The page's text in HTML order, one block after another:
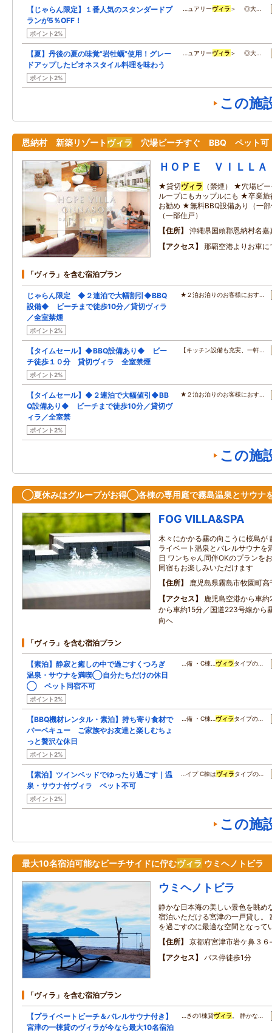
【じゃらん限定】１番人気のスタンダードプ
ランが5％OFF！
ポイント2%
…ュアリーヴィラ ＞ ◎大…
【夏】丹後の夏の味覚”岩牡蠣”使用！グレー
ドアップしたピオネスタイル料理を味わう
ポイント2%
…ュアリーヴィラ ＞ ◎大…
この施
恩納村 新築リゾートヴィラ 穴場ビーチすぐ BBQ ペット
ＨＯＰＥ ＶＩＬＬ
★貸切ヴィラ （禁煙） ★穴場ビ
ループにもカップルにも ★卒業
お勧め ★無料BBQ設備あり（一
（一部住戸）
住所
沖縄県国頭郡恩納村名
アクセス
那覇空港よりお車に
「ヴィラ」を含む宿泊プラン
じゃらん限定 ◆２連泊で大幅割引◆BBQ
設備◆ ビーチまで徒歩10分／貸切ヴィラ
／全室禁煙
ポイント2%
★２泊お泊りのお客様におす…
【タイムセール】◆BBQ設備あり◆ ビー
チ徒歩１０分 貸切ヴィラ 全室禁煙
ポイント2%
【キッチン設備も充実、一軒…
【タイムセール】◆２連泊で大幅値引◆BB
Q設備あり◆ ビーチまで徒歩10分／貸切ヴ
ィラ／全室禁
ポイント2%
★２泊お泊りのお客様におす…
この施
◯夏休みはグループがお得◯各棟の専用庭で霧島温泉とサウナ
FOG VILLA&SPA
木々にかかる霧の向こうに桜島が
ライベート温泉とバレルサウナを
日 ワンちゃん同伴OKのプランを
同宿もお楽しみいただけます
住所
鹿児島県霧島市牧園町高
アクセス
鹿児島空港から車
から車約15分／国道223号線から
向へ
「ヴィラ」を含む宿泊プラン
【素泊】静寂と癒しの中で過ごすくつろぎ
温泉・サウナを満喫◯自分たちだけの休日
◯ ペット同宿不可
ポイント2%
…備 ・C棟… ヴィラタイプの…
【BBQ機材レンタル・素泊】持ち寄り食材で
バーベキュー ご家族やお友達と楽しむちょ
っと贅沢な休日
ポイント2%
…備 ・C棟… ヴィラタイプの…
【素泊】ツインベッドでゆったり過ごす｜温
泉・サウナ付ヴィラ ペット不可
ポイント2%
…イプ C棟はヴィラタイプの…
この施
最大10名宿泊可能なビーチサイドに佇むヴィラ ウミヘノトビラ
ウミヘノトビラ
静かな日本海の美しい景色を眺め
宿泊いただける宮津の一戸貸し。
を過ごすのに最適な空間となって
住所
京都府宮津市岩ケ鼻３６
アクセス
バス停徒歩1分
「ヴィラ」を含む宿泊プラン
【プライベートビーチ＆バレルサウナ付き】
宮津の一棟貸のヴィラが今なら最大10名宿泊
…きの1棟貸ヴィラ 。 静かな…